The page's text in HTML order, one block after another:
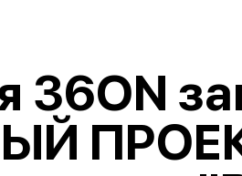
36ON